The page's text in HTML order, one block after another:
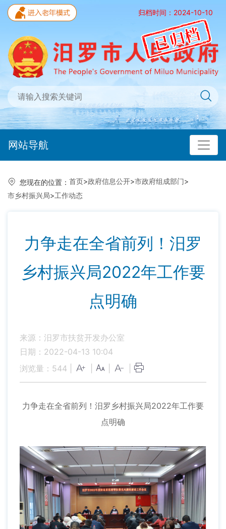
归档时间：2024-10-10
网站导航
您现在的位置： 首页>政府信息公开>市政府组成部门>
市乡村振兴局>工作动态
力争走在全省前列！汨罗
乡村振兴局2022年工作要
点明确
来源：汨罗市扶贫开发办公室
日期：2022-04-13 10:04
浏览量： 544
力争走在全省前列！汨罗乡村振兴局2022年工作要
点明确